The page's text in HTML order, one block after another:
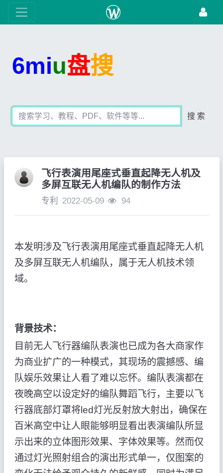
6miu盘搜
搜 索
飞行表演用尾座式垂直起降无人机及
多屏互联无人机编队的制作方法
专利 2022-05-09 94
本发明涉及飞行表演用尾座式垂直起降无人机
及多屏互联无人机编队，属于无人机技术领
域。
背景技术：
目前无人飞行器编队表演也已成为各大商家作
为商业扩广的一种模式，其现场的震撼感、编
队娱乐效果让人看了难以忘怀。编队表演都在
夜晚高空以设定好的编队舞蹈飞行，主要以飞
行器底部灯罩将led灯光反射放大射出，确保在
百米高空中让人眼能够明显看出表演编队所显
示出来的立体图形效果、字体效果等。然而仅
通过灯光照射组合的演出形式单一，仅图案的